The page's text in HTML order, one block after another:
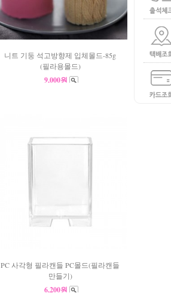
니트 기둥 석고방향제 입체몰드-85g
(필라용몰드)
9,000원
PC 사각형 필라캔들 PC몰드(필라캔들
만들기)
6,200원